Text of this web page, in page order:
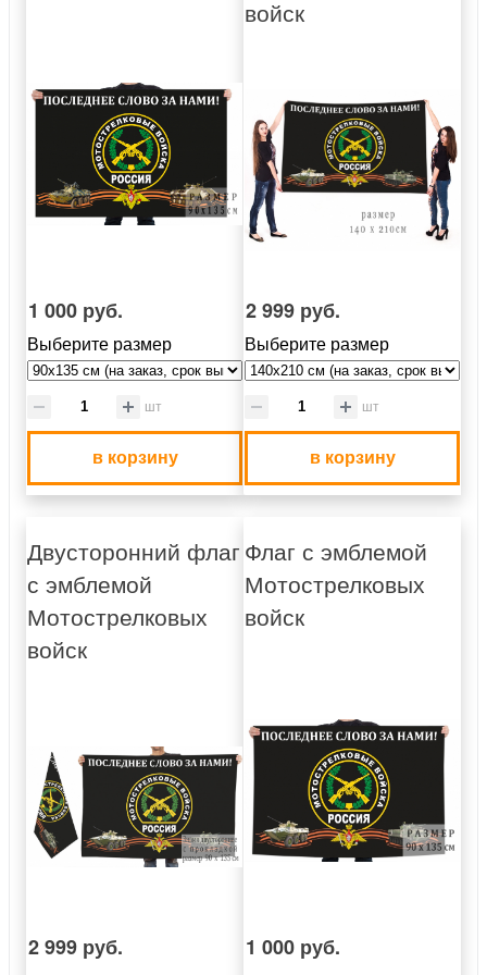
1 000 руб.
Выберите размер
шт
в корзину
войск
2 999 руб.
Выберите размер
шт
в корзину
Двусторонний флаг
с эмблемой
Мотострелковых
войск
2 999 руб.
Флаг с эмблемой
Мотострелковых
войск
1 000 руб.